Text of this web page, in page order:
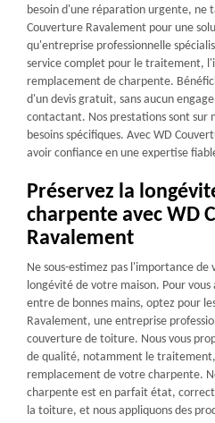
besoin d'une réparation urgente, ne
Couverture Ravalement pour une
qu'entreprise professionnelle
service complet pour le traitement,
remplacement de charpente.
d'un devis gratuit, sans aucun
contactant. Nos prestations sont sur
besoins spécifiques. Avec WD
avoir confiance en une expertise
Préservez la
charpente avec WD
Ravalement
Ne sous-estimez pas l'importance
longévité de votre maison. Pour
entre de bonnes mains, optez pour
Ravalement, une entreprise
couverture de toiture. Nous vous
de qualité, notamment le
remplacement de votre charpente.
charpente est en parfait état,
la toiture, et nous appliquons des